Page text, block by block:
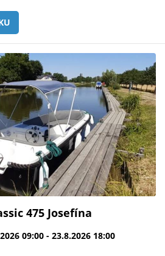
475 Josefína
09:00 - 23.8.2026 18:00